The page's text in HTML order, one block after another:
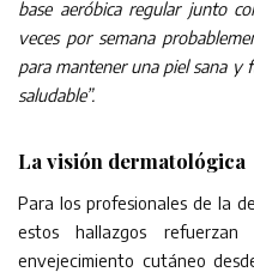
base aeróbica regular junto
veces por semana
para mantener una piel sana y
saludable”.
La visión dermatológica
Para los profesionales de la
estos hallazgos
envejecimiento cutáneo